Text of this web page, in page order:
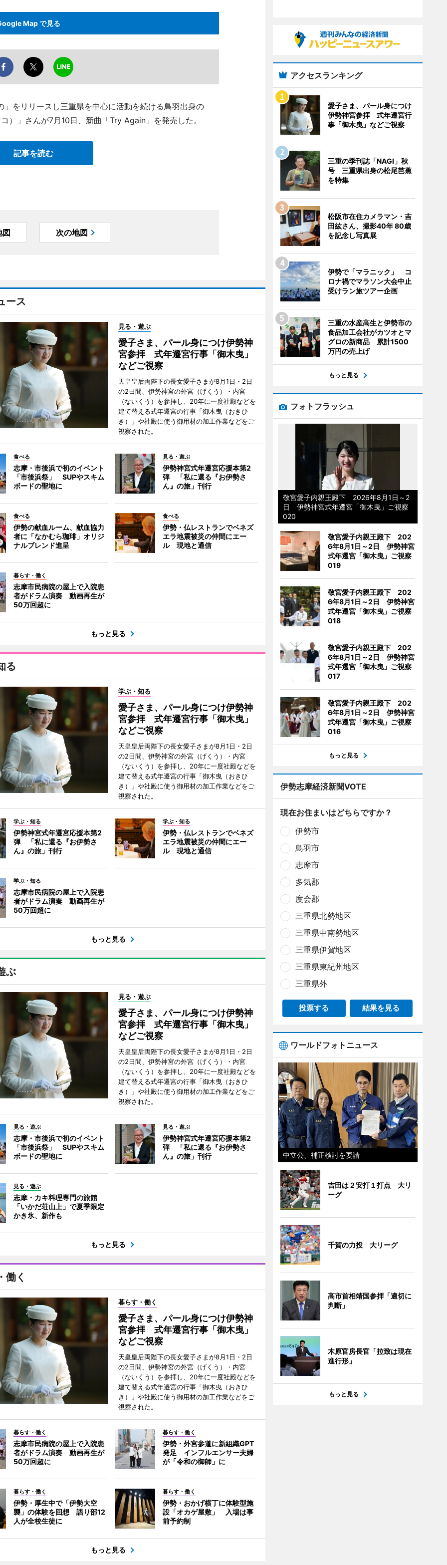
Map で見る
をリリースし三重県を中心に活動を続ける鳥羽出身の
）」さんが7月10日、新曲「Try Again」を発売した。
記事を読む
図 次の地図
ース
見る・遊ぶ
愛子さま、パール身につけ伊勢神
宮参拝 式年遷宮行事「御木曳」
などご視察
天皇皇后両陛下の長女愛子さまが8月1日・2日
の2日間、伊勢神宮の外宮（げくう）・内宮
（ないくう）を参拝し、20年に一度社殿などを
建て替える式年遷宮の行事「御木曳（おきひ
き）」や社殿に使う御用材の加工作業などをご
視察された。
食べる
志摩・市後浜で初のイベント
「市後浜祭」 SUPやスキム
ボードの聖地に
見る・遊ぶ
伊勢神宮式年遷宮応援本第2
弾 「私に還る『お伊勢さ
ん』の旅」刊行
食べる
伊勢の献血ルーム、献血協力
者に「なかむら珈琲」オリジ
ナルブレンド進呈
食べる
伊勢・仏レストランでベネズ
エラ地震被災の仲間にエー
ル 現地と通信
暮らす・働く
志摩市民病院の屋上で入院患
者がドラム演奏 動画再生が
50万回超に
もっと見る
る
学ぶ・知る
愛子さま、パール身につけ伊勢神
宮参拝 式年遷宮行事「御木曳」
などご視察
天皇皇后両陛下の長女愛子さまが8月1日・2日
の2日間、伊勢神宮の外宮（げくう）・内宮
（ないくう）を参拝し、20年に一度社殿などを
建て替える式年遷宮の行事「御木曳（おきひ
き）」や社殿に使う御用材の加工作業などをご
視察された。
学ぶ・知る
伊勢神宮式年遷宮応援本第2
弾 「私に還る『お伊勢さ
ん』の旅」刊行
学ぶ・知る
伊勢・仏レストランでベネズ
エラ地震被災の仲間にエー
ル 現地と通信
学ぶ・知る
志摩市民病院の屋上で入院患
者がドラム演奏 動画再生が
50万回超に
もっと見る
ぶ
見る・遊ぶ
愛子さま、パール身につけ伊勢神
宮参拝 式年遷宮行事「御木曳」
などご視察
天皇皇后両陛下の長女愛子さまが8月1日・2日
の2日間、伊勢神宮の外宮（げくう）・内宮
（ないくう）を参拝し、20年に一度社殿などを
建て替える式年遷宮の行事「御木曳（おきひ
き）」や社殿に使う御用材の加工作業などをご
視察された。
見る・遊ぶ
志摩・市後浜で初のイベント
「市後浜祭」 SUPやスキム
ボードの聖地に
見る・遊ぶ
伊勢神宮式年遷宮応援本第2
弾 「私に還る『お伊勢さ
ん』の旅」刊行
見る・遊ぶ
志摩・カキ料理専門の旅館
「いかだ荘山上」で夏季限定
かき氷、新作も
もっと見る
働く
暮らす・働く
愛子さま、パール身につけ伊勢神
宮参拝 式年遷宮行事「御木曳」
などご視察
天皇皇后両陛下の長女愛子さまが8月1日・2日
の2日間、伊勢神宮の外宮（げくう）・内宮
（ないくう）を参拝し、20年に一度社殿などを
建て替える式年遷宮の行事「御木曳（おきひ
き）」や社殿に使う御用材の加工作業などをご
視察された。
暮らす・働く
志摩市民病院の屋上で入院患
者がドラム演奏 動画再生が
50万回超に
暮らす・働く
伊勢・外宮参道に新組織GPT
発足 インフルエンサー夫婦
が「令和の御師」に
暮らす・働く
伊勢・厚生中で「伊勢大空
襲」の体験を回想 語り部12
人が全校生徒に
暮らす・働く
伊勢・おかげ横丁に体験型施
設「オカゲ屋敷」 入場は事
前予約制
もっと見る
アクセスランキング
愛子さま、パール身につけ
伊勢神宮参拝 式年遷宮行
事「御木曳」などご視察
三重の季刊誌「NAGI」秋
号 三重県出身の松尾芭蕉
を特集
松阪市在住カメラマン・吉
田紘さん、撮影40年 80歳
を記念し写真展
伊勢で「マラニック」 コ
ロナ禍でマラソン大会中止
受けラン旅ツアー企画
三重の水産高生と伊勢市の
食品加工会社がカツオとマ
グロの新商品 累計1500
万円の売上げ
もっと見る
フォトフラッシュ
敬宮愛子内親王殿下 2026年8月1日～2
日 伊勢神宮式年遷宮「御木曳」ご視察
020
敬宮愛子内親王殿下 202
6年8月1日～2日 伊勢神宮
式年遷宮「御木曳」ご視察
019
敬宮愛子内親王殿下 202
6年8月1日～2日 伊勢神宮
式年遷宮「御木曳」ご視察
018
敬宮愛子内親王殿下 202
6年8月1日～2日 伊勢神宮
式年遷宮「御木曳」ご視察
017
敬宮愛子内親王殿下 202
6年8月1日～2日 伊勢神宮
式年遷宮「御木曳」ご視察
016
もっと見る
伊勢志摩経済新聞VOTE
現在お住まいはどちらですか？
伊勢市
鳥羽市
志摩市
多気郡
度会郡
三重県北勢地区
三重県中南勢地区
三重県伊賀地区
三重県東紀州地区
三重県外
投票する 結果を見る
ワールドフォトニュース
中立公、補正検討を要請
吉田は２安打１打点 大リ
ーグ
千賀の力投 大リーグ
高市首相靖国参拝「適切に
判断」
木原官房長官「拉致は現在
進行形」
もっと見る